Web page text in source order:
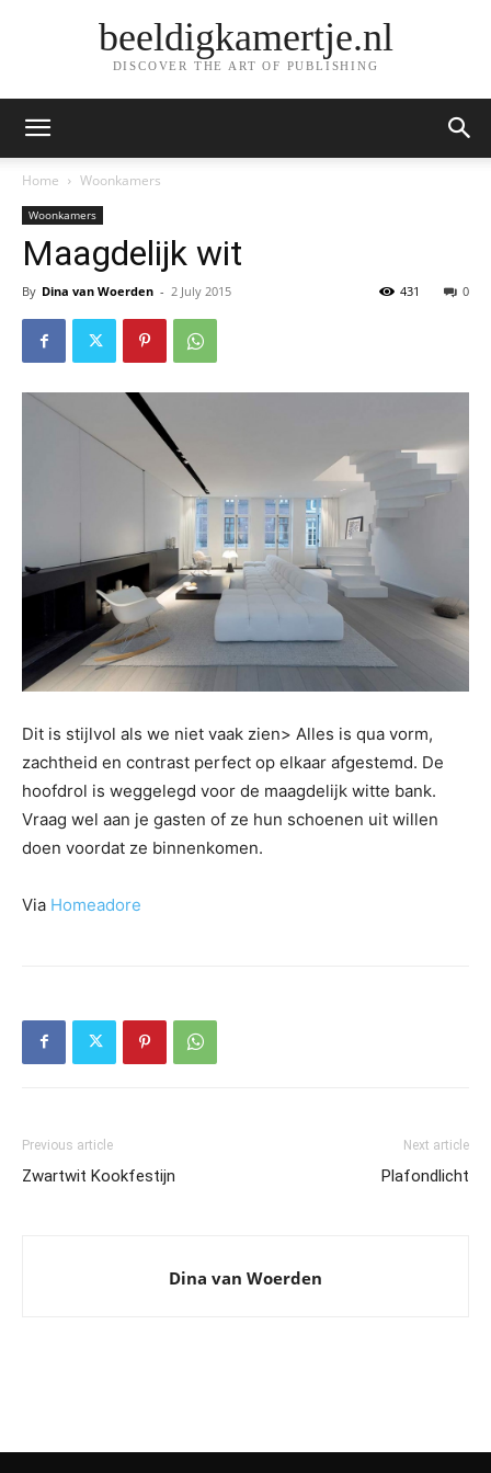
beeldigkamertje.nl
DISCOVER THE ART OF PUBLISHING
Home Woonkamers
Woonkamers
Maagdelijk wit
By Dina van Woerden - 2 July 2015 0
431
Dit is stijlvol als we niet vaak zien> Alles is qua vorm,
zachtheid en contrast perfect op elkaar afgestemd. De
hoofdrol is weggelegd voor de maagdelijk witte bank.
Vraag wel aan je gasten of ze hun schoenen uit willen
doen voordat ze binnenkomen.
Via Homeadore
Previous article
Zwartwit Kookfestijn
Next article
Plafondlicht
Dina van Woerden